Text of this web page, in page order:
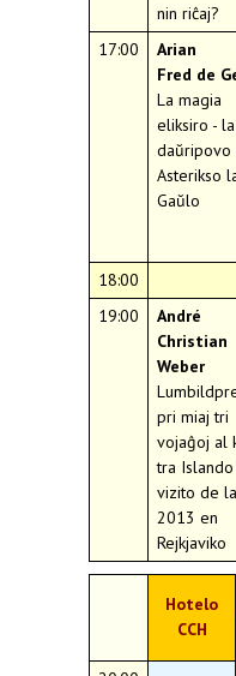
nin riĉaj?
17:00
Arian
Fred de
La magia
eliksiro - la
daŭripovo
Asterikso
Gaŭlo
18:00
19:00
André
Christian
Weber
pri miaj tri
vojaĝoj al
tra Islando
vizito de
2013 en
Rejkjaviko
Hotelo
CCH